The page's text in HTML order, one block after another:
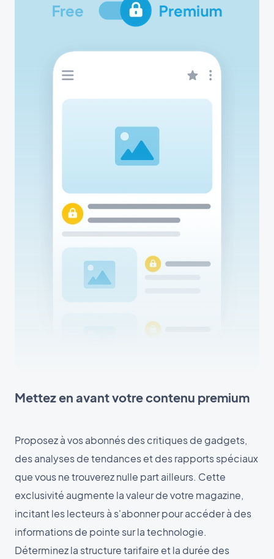
Mettez en avant votre contenu premium
Proposez à vos abonnés des critiques de gadgets,
des analyses de tendances et des rapports spéciaux
que vous ne trouverez nulle part ailleurs. Cette
exclusivité augmente la valeur de votre magazine,
incitant les lecteurs à s'abonner pour accéder à des
informations de pointe sur la technologie.
Déterminez la structure tarifaire et la durée des